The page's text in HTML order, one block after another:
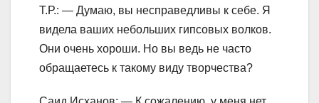
Т.Р.: — Думаю, вы несправедливы к себе. Я
видела ваших небольших гипсовых волков.
Они очень хороши. Но вы ведь не часто
обращаетесь к такому виду творчества?